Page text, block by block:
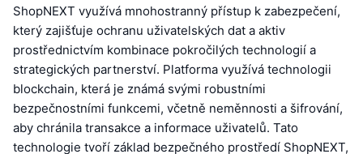
ShopNEXT využívá mnohostranný přístup k zabezpečení,
který zajišťuje ochranu uživatelských dat a aktiv
prostřednictvím kombinace pokročilých technologií a
strategických partnerství. Platforma využívá technologii
blockchain, která je známá svými robustními
bezpečnostními funkcemi, včetně neměnnosti a šifrování,
aby chránila transakce a informace uživatelů. Tato
technologie tvoří základ bezpečného prostředí ShopNEXT,